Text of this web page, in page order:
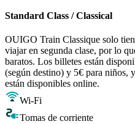
Standard Class / Classical
OUIGO Train Classique solo
viajar en segunda clase, por lo
baratos. Los billetes están
(según destino) y 5€ para
están disponibles online.
Wi-Fi
Tomas de corriente